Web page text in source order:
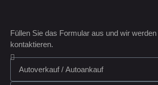
Füllen Sie das Formular aus und wir
kontaktieren.